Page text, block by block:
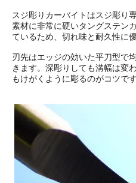
スジ彫りカーバイトはスジ彫り
素材に非常に硬いタングステン
ているため、切れ味と耐久性に
刃先はエッジの効いた平刀型で
きます。深彫りしても溝幅は変
もけがくように彫るのがコツです